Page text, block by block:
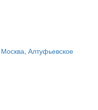
Москва, Алтуфьевское